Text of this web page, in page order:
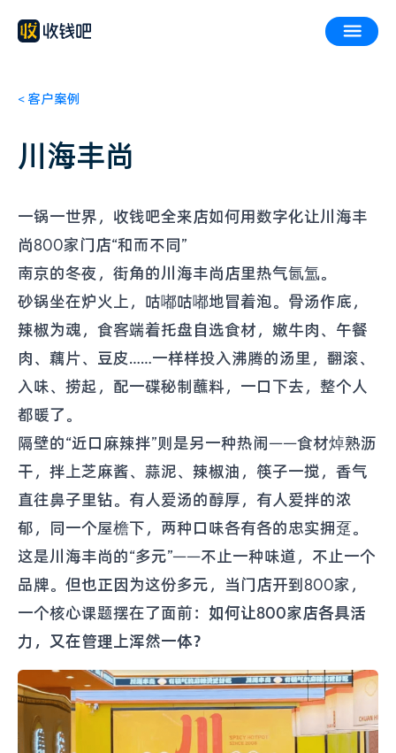
< 客户案例
川海丰尚
一锅一世界，收钱吧全来店如何用数字化让川海丰
尚800家门店“和而不同”
南京的冬夜，街角的川海丰尚店里热气氤氲。
砂锅坐在炉火上，咕嘟咕嘟地冒着泡。骨汤作底，
辣椒为魂，食客端着托盘自选食材，嫩牛肉、午餐
肉、藕片、豆皮……一样样投入沸腾的汤里，翻滚、
入味、捞起，配一碟秘制蘸料，一口下去，整个人
都暖了。
隔壁的“近口麻辣拌”则是另一种热闹——食材焯熟沥
干，拌上芝麻酱、蒜泥、辣椒油，筷子一搅，香气
直往鼻子里钻。有人爱汤的醇厚，有人爱拌的浓
郁，同一个屋檐下，两种口味各有各的忠实拥趸。
这是川海丰尚的“多元”——不止一种味道，不止一个
品牌。但也正因为这份多元，当门店开到800家，
一个核心课题摆在了面前： 如何让800家店各具活
力，又在管理上浑然一体？